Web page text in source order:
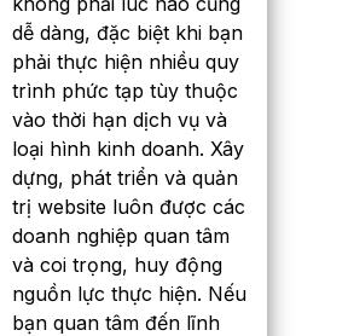
dễ dàng, đặc biệt khi bạn
phải thực hiện nhiều quy
trình phức tạp tùy thuộc
vào thời hạn dịch vụ và
loại hình kinh doanh. Xây
dựng, phát triển và quản
trị website luôn được các
doanh nghiệp quan tâm
và coi trọng, huy động
nguồn lực thực hiện. Nếu
bạn quan tâm đến lĩnh